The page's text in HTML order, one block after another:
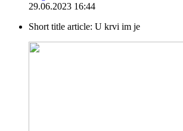
29.06.2023 16:44
Short title article: U krvi im je